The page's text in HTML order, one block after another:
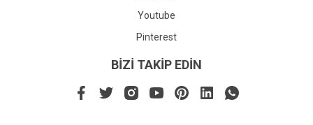
Youtube
Pinterest
BİZİ TAKİP EDİN